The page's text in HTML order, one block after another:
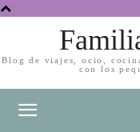
Blog de viajes, ocio,
con los